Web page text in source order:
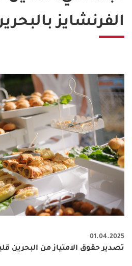
الفرنشايز
01.04.2025
تصدير حقوق الامتياز من البحرين